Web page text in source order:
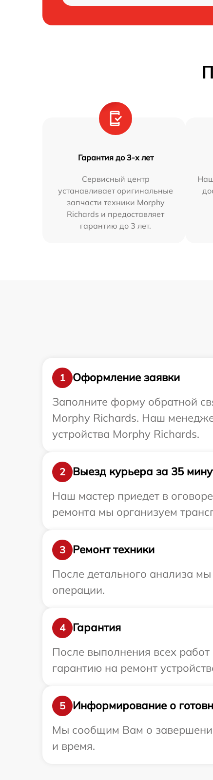
Гарантия до 3-х лет
Сервисный центр
устанавливает оригинальные
запчасти техники Morphy
Richards и предоставляет
гарантию до 3 лет.
1
Оформление заявки
Заполните форму обратной
Morphy Richards. Наш
устройства Morphy Richards.
2
Выезд курьера за 35
Наш мастер приедет в
ремонта мы организуем
3
Ремонт техники
После детального анализа
операции.
4
Гарантия
После выполнения всех
гарантию на ремонт
5
Информирование о
Мы сообщим Вам о
и время.